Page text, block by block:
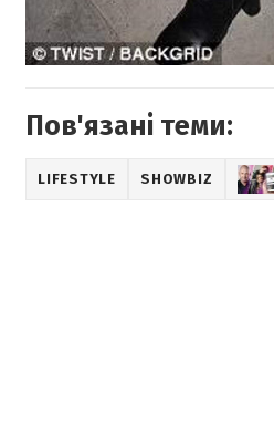
Пов'язані теми:
LIFESTYLE SHOWBIZ